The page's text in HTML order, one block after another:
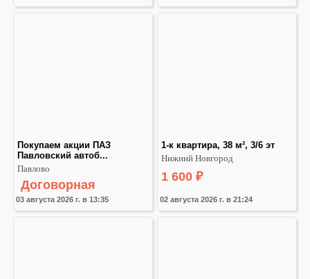
03 августа 2026 г. в 13:35
Покупаем акции ПАЗ
Павловский автоб...
Павлово
Договорная
02 августа 2026 г. в 21:24
1-к квартира, 38 м², 3/6 эт
Нижний Новгород
1 600 ₽